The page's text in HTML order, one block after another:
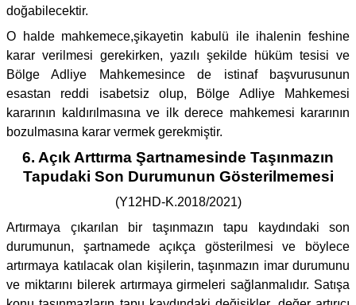
doğabilecektir.
O halde mahkemece,şikayetin kabulü ile ihalenin feshine
karar verilmesi gerekirken, yazılı şekilde hüküm tesisi ve
Bölge Adliye Mahkemesince de istinaf başvurusunun
esastan reddi isabetsiz olup, Bölge Adliye Mahkemesi
kararının kaldırılmasına ve ilk derece mahkemesi kararının
bozulmasına karar vermek gerekmiştir.
6. Açık Arttırma Şartnamesinde Taşınmazın
Tapudaki Son Durumunun Gösterilmemesi
(Y12HD-K.2018/2021)
Artırmaya çıkarılan bir taşınmazın tapu kaydındaki son
durumunun, şartnamede açıkça gösterilmesi ve böylece
artırmaya katılacak olan kişilerin, taşınmazın imar durumunu
ve miktarını bilerek artırmaya girmeleri sağlanmalıdır. Satışa